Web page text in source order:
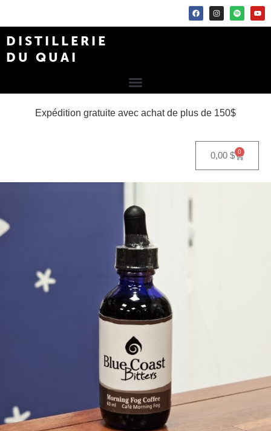
DISTILLERIE
DU QUAI
Expédition gratuite avec achat de plus de 150$
0,00 $ 0